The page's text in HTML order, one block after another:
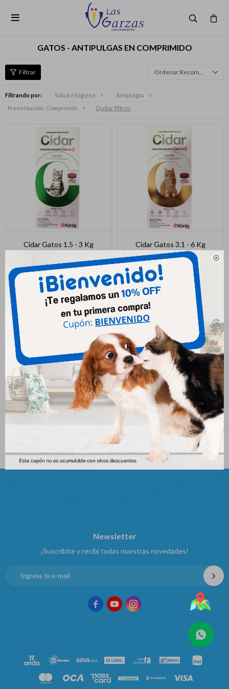


GATOS - ANTIPULGAS EN COMPRIMIDO
Recomendados
Filtrando por: Salud e higiene
Antipulgas
Presentación: Comprimido Quitar filtros
Cidar Gatos 1.5 - 3 Kg Cidar Gatos 3.1 - 6 Kg
$688
Power Comprimido Gatos 3.1
Power Comprimido Gatos 2 A
3 Kg
337
Newsletter
¡Suscribite y recibí todas nuestras novedades!
  